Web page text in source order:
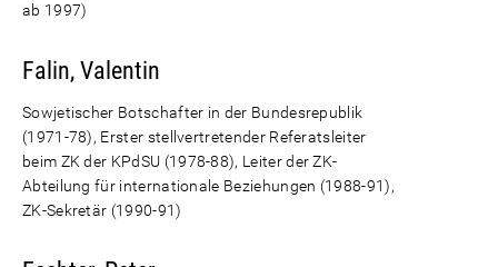
ab 1997)
Falin, Valentin
Sowjetischer Botschafter in der Bundesrepublik
(1971-78), Erster stellvertretender Referatsleiter
beim ZK der KPdSU (1978-88), Leiter der ZK-
Abteilung für internationale Beziehungen (1988-91),
ZK-Sekretär (1990-91)